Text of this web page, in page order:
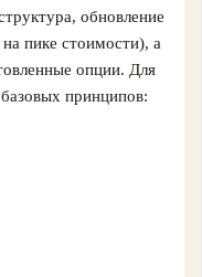
обновление
пике стоимости), а
опции. Для
базовых принципов: